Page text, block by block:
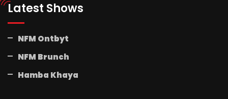
Latest Shows
NFM Ontbyt
NFM Brunch
Hamba Khaya